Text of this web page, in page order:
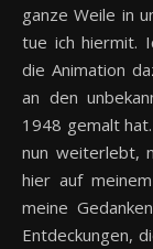
ganze Weile in
tue ich hiermit.
die Animation
an den
1948 gemalt
nun weiterlebt,
hier auf
meine
Entdeckungen,